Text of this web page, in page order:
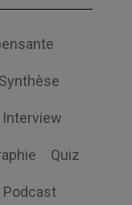
Synthèse
Interview
Quiz
Podcast